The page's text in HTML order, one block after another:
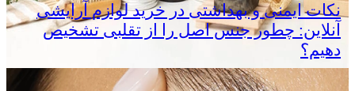
نکات ایمنی و بهداشتی در خرید لوازم آرایشی
آنلاین: چطور جنس اصل را از تقلبی تشخیص
دهیم؟